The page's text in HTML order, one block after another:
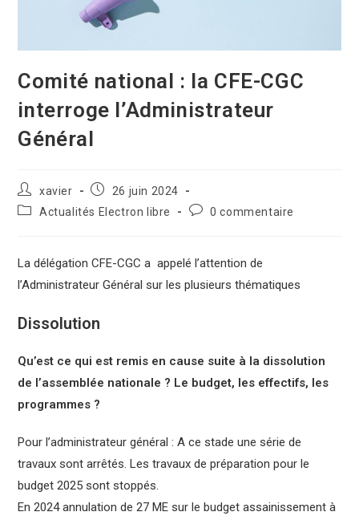
Comité national : la CFE-CGC
interroge l’Administrateur
Général
xavier
26 juin 2024
Actualités Electron libre
0 commentaire
La délégation CFE-CGC a appelé l’attention de
l’Administrateur Général sur les plusieurs thématiques
Dissolution
Qu’est ce qui est remis en cause suite à la dissolution
de l’assemblée nationale ? Le budget, les effectifs, les
programmes ?
Pour l’administrateur général : A ce stade une série de
travaux sont arrêtés. Les travaux de préparation pour le
budget 2025 sont stoppés.
En 2024 annulation de 27 ME sur le budget assainissement à